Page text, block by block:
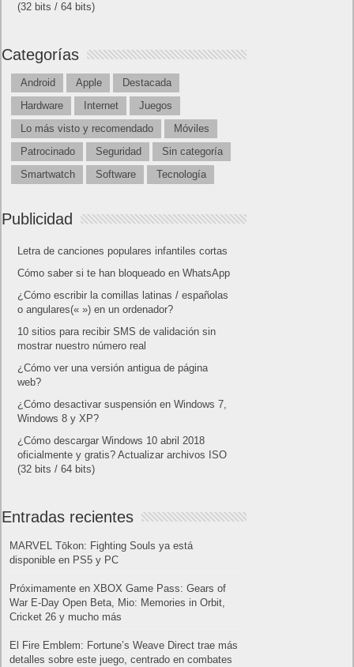
(32 bits / 64 bits)
Categorías
Android Apple
Destacada
Hardware
Internet
Juegos
Lo más visto y recomendado
Móviles
Patrocinado
Seguridad
Sin categoría
Smartwatch
Software Tecnología
Publicidad
Letra de canciones populares infantiles cortas
Cómo saber si te han bloqueado en WhatsApp
¿Cómo escribir la comillas latinas / españolas
o angulares(« ») en un ordenador?
10 sitios para recibir SMS de validación sin
mostrar nuestro número real
¿Cómo ver una versión antigua de página
web?
¿Cómo desactivar suspensión en Windows 7,
Windows 8 y XP?
¿Cómo descargar Windows 10 abril 2018
oficialmente y gratis? Actualizar archivos ISO
(32 bits / 64 bits)
Entradas recientes
MARVEL Tōkon: Fighting Souls ya está
disponible en PS5 y PC
Próximamente en XBOX Game Pass: Gears of
War E-Day Open Beta, Mio: Memories in Orbit,
Cricket 26 y mucho más
El Fire Emblem: Fortune’s Weave Direct trae más
detalles sobre este juego, centrado en combates